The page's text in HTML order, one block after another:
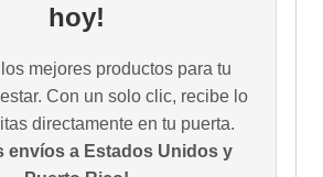
hoy!
mejores productos para tu
Con un solo clic, recibe lo
directamente en tu puerta.
envíos a Estados Unidos y